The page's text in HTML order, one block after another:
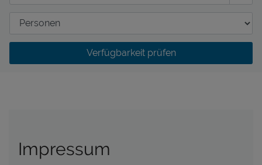
Verfügbarkeit prüfen
Impressum